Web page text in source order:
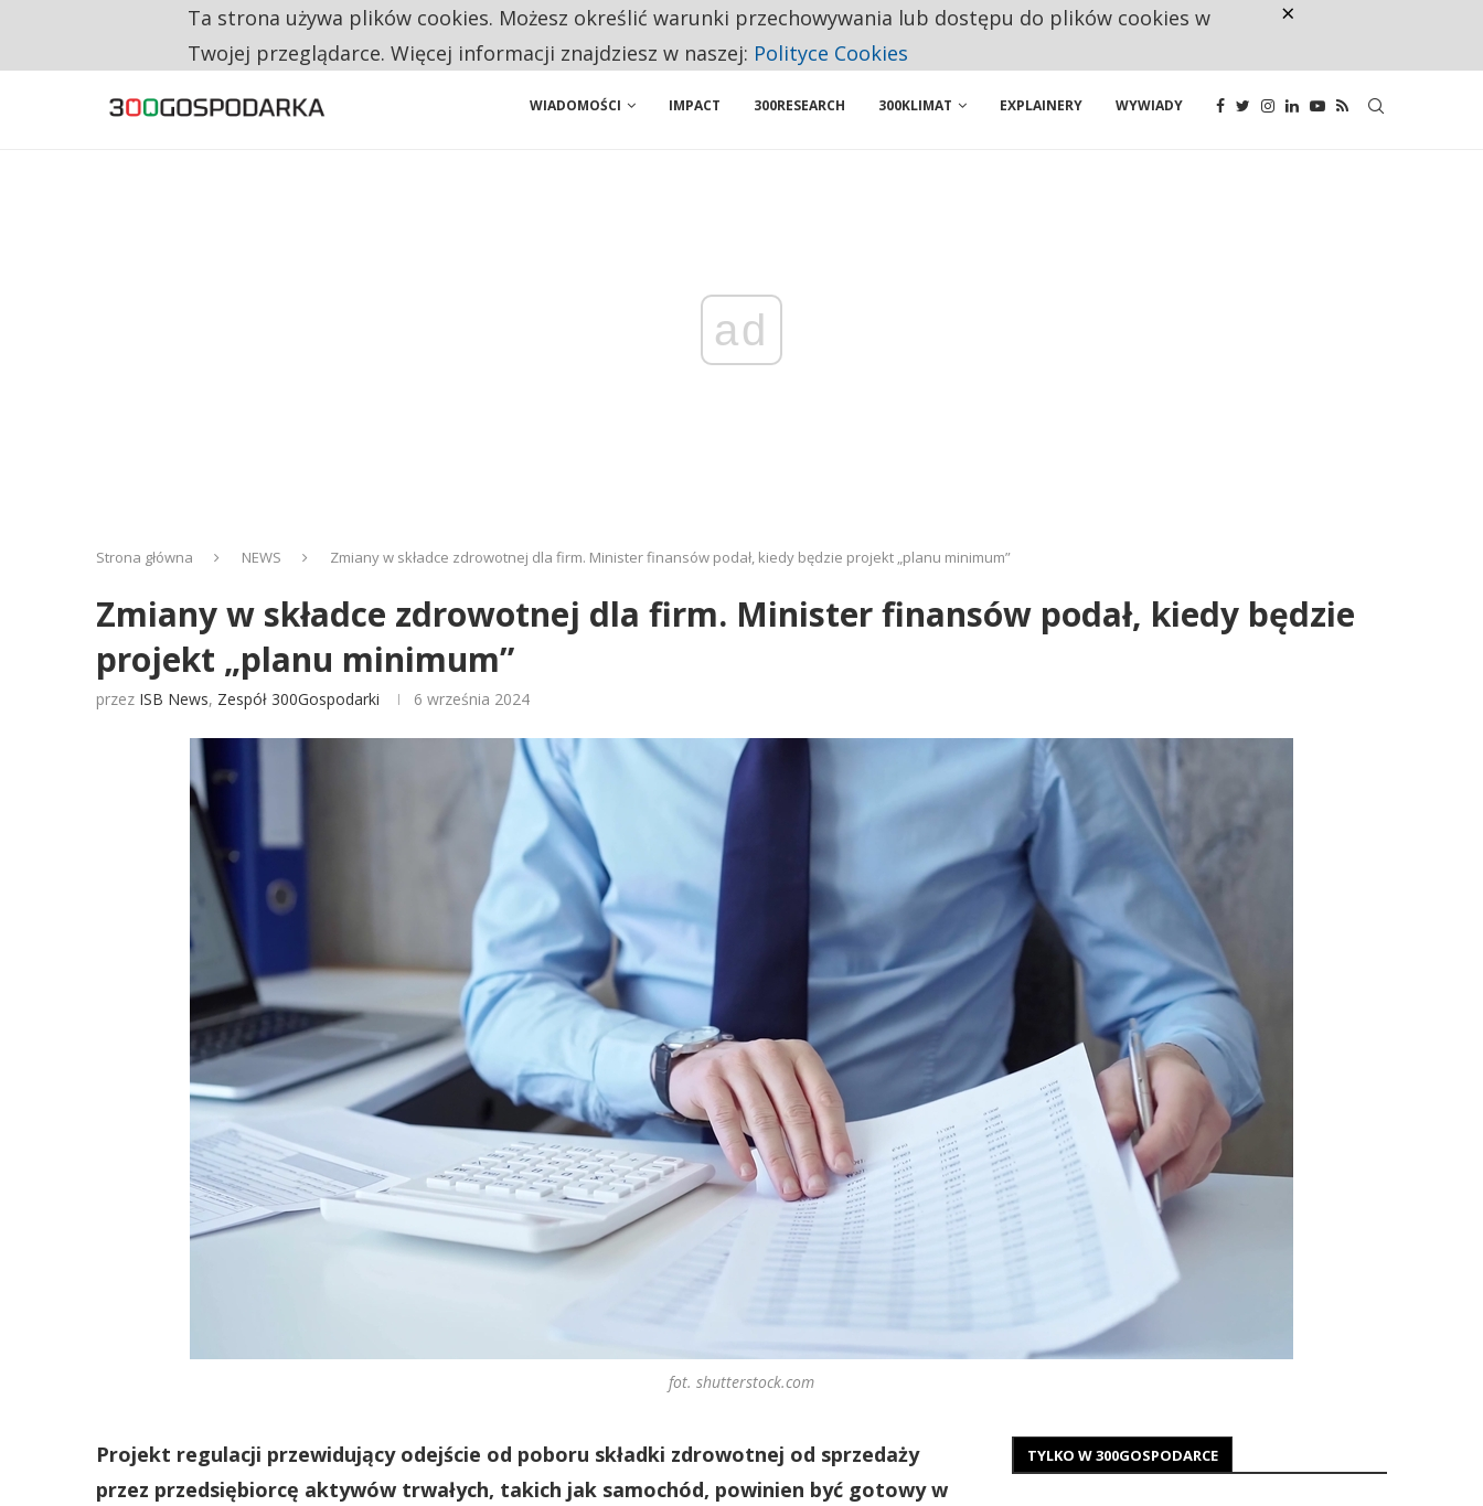
CO TRZECIĄ ZŁOTÓWKĘ Z EMERYTURY SENIORZY PRZEZNACZAJĄ NA PODSTAWOWE ZAKUPY
WIADOMOŚCI IMPACT 300RESEARCH 300KLIMAT EXPLAINERY WYWIADY
ad
Strona główna NEWS Zmiany w składce zdrowotnej dla firm. Minister finansów podał, kiedy będzie projekt „planu minimum”
Zmiany w składce zdrowotnej dla firm. Minister finansów podał, kiedy będzie
projekt „planu minimum”
przez ISB News, Zespół 300Gospodarki 6 września 2024
fot. shutterstock.com
Projekt regulacji przewidujący odejście od poboru składki zdrowotnej od sprzedaży
przez przedsiębiorcę aktywów trwałych, takich jak samochód, powinien być gotowy w
TYLKO W 300GOSPODARCE
Ta strona używa plików cookies. Możesz określić warunki przechowywania lub dostępu do plików cookies w
Twojej przeglądarce. Więcej informacji znajdziesz w naszej: Polityce Cookies
×